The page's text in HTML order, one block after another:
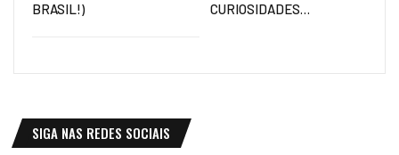
BRASIL!)
CURIOSIDADES…
SIGA NAS REDES SOCIAIS